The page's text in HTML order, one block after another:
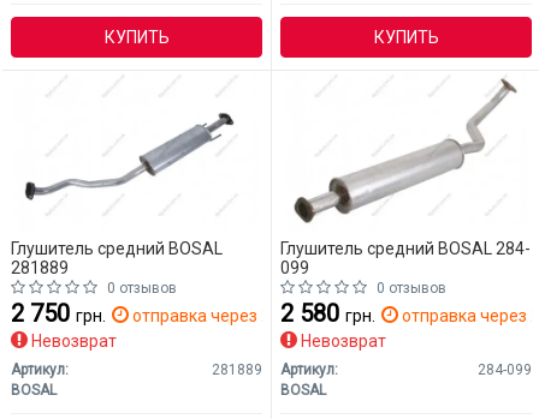
КУПИТЬ КУПИТЬ
Глушитель средний BOSAL
281889
0 отзывов
2 750 грн.
отправка через 2 дн.
Невозврат
Артикул:
281889
BOSAL
Глушитель средний BOSAL 284-
099
0 отзывов
2 580 грн.
отправка через
Невозврат
Артикул:
284-099
BOSAL